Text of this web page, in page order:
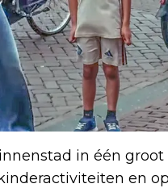
in één
en